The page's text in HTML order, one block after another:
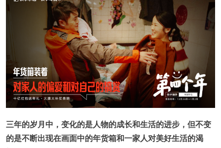
三年的岁月中，变化的是人物的成长和生活的进步，但不变
的是不断出现在画面中的年货箱和一家人对美好生活的渴